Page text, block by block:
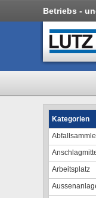
Betriebs -
Kategorien
Arbeitsplatz